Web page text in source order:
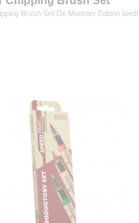
Brush Set De Monster Edition biedt